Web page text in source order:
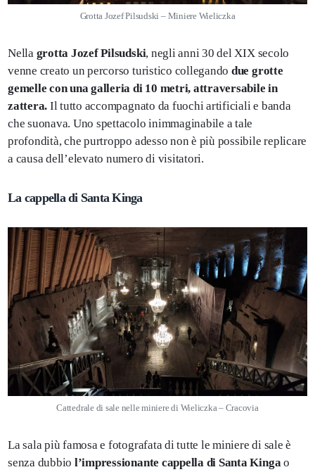
Grotta Jozef Pilsudski – Miniere Wieliczka
Nellagrotta Jozef Pilsudski, negli anni 30 del XIX secolo
venne creato un percorso turistico collegando due grotte
gemelle con una galleria di 10 metri, attraversabile in
zattera. Il tutto accompagnato da fuochi artificiali e banda
che suonava. Uno spettacolo inimmaginabile a tale
profondità, che purtroppo adesso non è più possibile replicare
a causa dell’elevato numero di visitatori.
La cappella di Santa Kinga
Cattedrale di sale nelle miniere di Wieliczka – Cracovia
La sala più famosa e fotografata di tutte le miniere di sale è
senza dubbio l’impressionante cappella di Santa Kingao